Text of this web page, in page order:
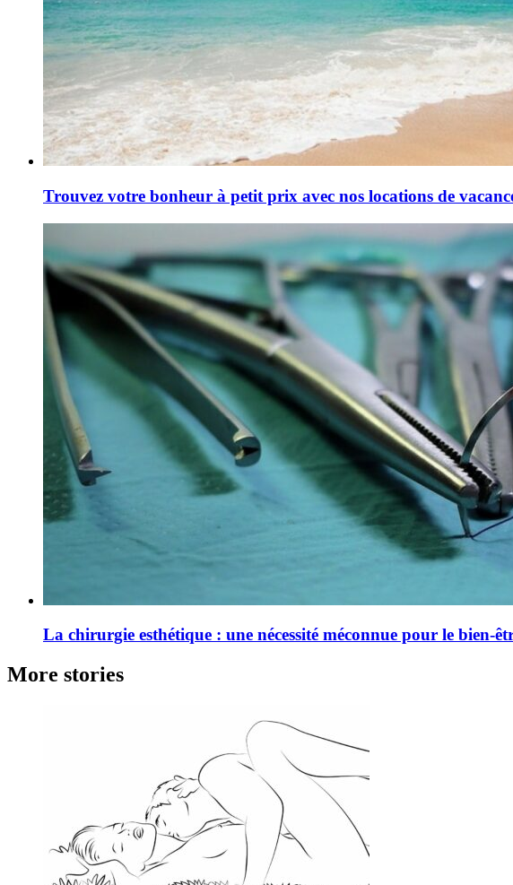
Trouvez votre bonheur à petit prix avec nos locations de
La chirurgie esthétique : une nécessité méconnue pour le bien-
More stories